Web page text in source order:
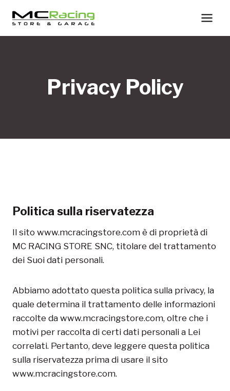
contenuto
Privacy Policy
Politica sulla riservatezza
Il sito www.mcracingstore.com è di proprietà di
MC RACING STORE SNC, titolare del trattamento
dei Suoi dati personali.
Abbiamo adottato questa politica sulla privacy, la
quale determina il trattamento delle informazioni
raccolte da www.mcracingstore.com, oltre che i
motivi per raccolta di certi dati personali a Lei
correlati. Pertanto, deve leggere questa politica
sulla riservatezza prima di usare il sito
www.mcracingstore.com.